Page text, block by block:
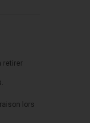
retirer
lors